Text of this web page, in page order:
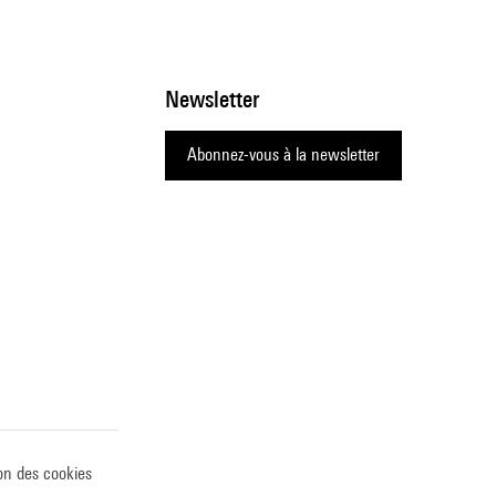
Newsletter
Abonnez-vous à la newsletter
des cookies